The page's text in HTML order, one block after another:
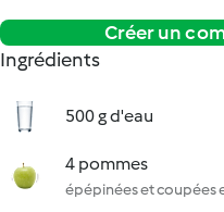
Créer un
Ingrédients
500 g d'eau
4 pommes
épépinées et coupées